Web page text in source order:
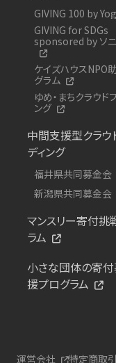
GIVING 100 by
GIVING for SDGs
sponsored by ソ
ケイズハウスNPO
グラム
ゆめ・まちクラウド
ング
中間支援型クラウ
ディング
福井県共同募金会
新潟県共同募金会
マンスリー寄付挑
ラム
小さな団体の寄
援プログラム
運営会社 特定商取